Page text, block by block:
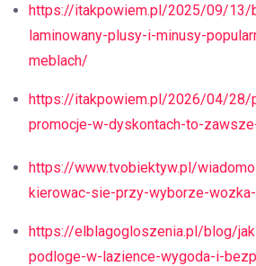
https://itakpowiem.pl/2025/09/13/
laminowany-plusy-i-minusy-
meblach/
https://itakpowiem.pl/2026/04/28/
promocje-w-dyskontach-to-
https://www.tvobiektyw.pl/
kierowac-sie-przy-wyborze-
https://elblagogloszenia.pl/blog/
podloge-w-lazience-wygoda-i-